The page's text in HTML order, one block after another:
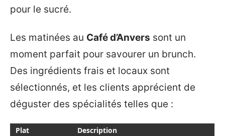
pour le sucré.
Les matinées au Café d’Anvers sont un
moment parfait pour savourer un brunch.
Des ingrédients frais et locaux sont
sélectionnés, et les clients apprécient de
déguster des spécialités telles que :
Plat Description